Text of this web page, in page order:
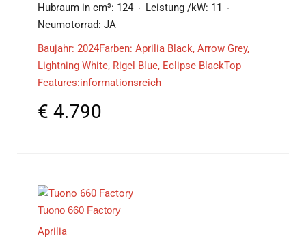
Hubraum in cm³: 124 Leistung /kW: 11
Neumotorrad: JA
Baujahr: 2024Farben: Aprilia Black, Arrow Grey,
Lightning White, Rigel Blue, Eclipse BlackTop
Features:informationsreich
€ 4.790
Tuono 660 Factory
Aprilia